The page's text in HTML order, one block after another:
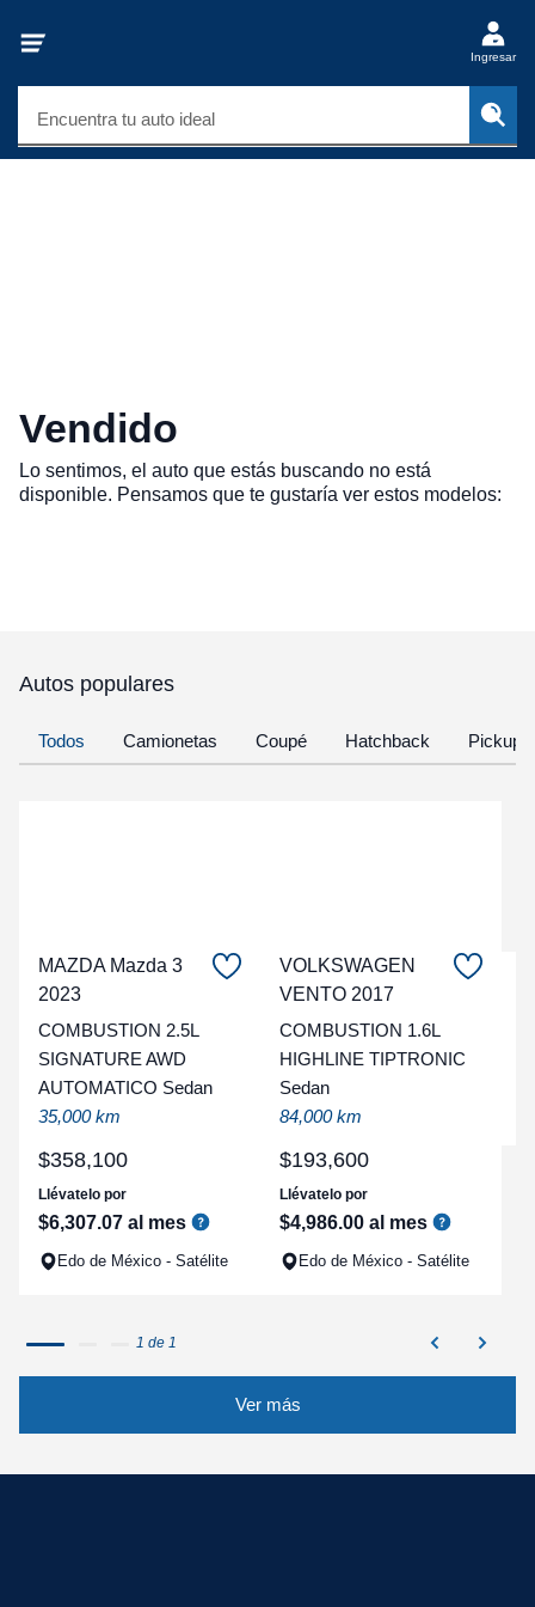
Ingresar
Encuentra tu auto ideal
Vendido
Lo sentimos, el auto que estás buscando no está
disponible. Pensamos que te gustaría ver estos modelos:
Autos populares
Todos Camionetas Coupé Hatchback Pickup
MAZDA Mazda 3
2023
COMBUSTION 2.5L
SIGNATURE AWD
AUTOMATICO Sedan
35,000 km
$358,100
Llévatelo por
$6,307.07 al mes
Edo de México - Satélite
VOLKSWAGEN
VENTO 2017
COMBUSTION 1.6L
HIGHLINE TIPTRONIC
Sedan
84,000 km
$193,600
Llévatelo por
$4,986.00 al mes
Edo de México - Satélite
1 de 1
Ver más